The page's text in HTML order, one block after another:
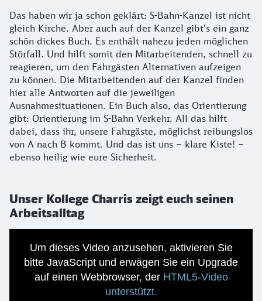
Das haben wir ja schon geklärt: S-Bahn-Kanzel ist nicht
gleich Kirche. Aber auch auf der Kanzel gibt’s ein ganz
schön dickes Buch. Es enthält nahezu jeden möglichen
Störfall. Und hilft somit den Mitarbeitenden, schnell zu
reagieren, um den Fahrgästen Alternativen aufzeigen
zu können. Die Mitarbeitenden auf der Kanzel finden
hier alle Antworten auf die jeweiligen
Ausnahmesituationen. Ein Buch also, das Orientierung
gibt: Orientierung im S-Bahn Verkehr. All das hilft
dabei, dass ihr, unsere Fahrgäste, möglichst reibungslos
von A nach B kommt. Und das ist uns – klare Kiste! –
ebenso heilig wie eure Sicherheit.
Unser Kollege Charris zeigt euch seinen
Arbeitsalltag
Um dieses Video anzusehen, aktivieren Sie
bitte JavaScript und erwägen Sie ein Upgrade
auf einen Webbrowser, der HTML5-Video
unterstützt.